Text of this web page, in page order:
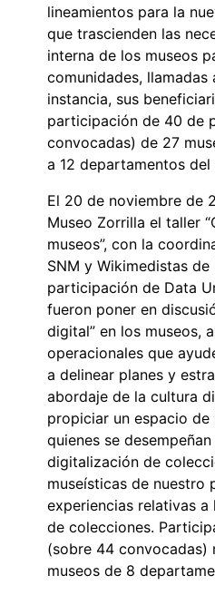
lineamientos para la
que trascienden las
interna de los museos
comunidades, llamadas
instancia, sus
participación de 40 de
convocadas) de 27
a 12 departamentos del
El 20 de noviembre de
Museo Zorrilla el taller
museos”, con la
SNM y Wikimedistas de
participación de Data
fueron poner en
digital” en los museos,
operacionales que
a delinear planes y
abordaje de la cultura
propiciar un espacio
quienes se
digitalización de
museísticas de nuestro
experiencias relativas
de colecciones.
(sobre 44 convocadas)
museos de 8